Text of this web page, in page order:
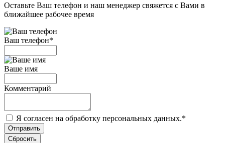
Оставьте Ваш телефон и наш менеджер свяжется с Вами в
ближайшее рабочее время
Ваш телефон*
Ваше имя
Комментарий
Я согласен на обработку персональных данных.*